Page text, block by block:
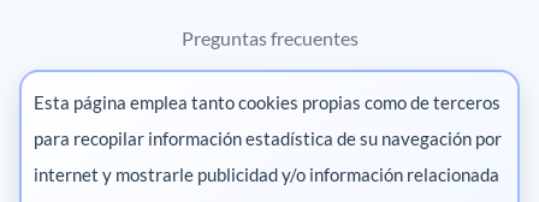
Preguntas frecuentes
Marketing digital
Pharma
Esta página emplea tanto cookies propias como de terceros
para recopilar información estadística de su navegación por
internet y mostrarle publicidad y/o información relacionada